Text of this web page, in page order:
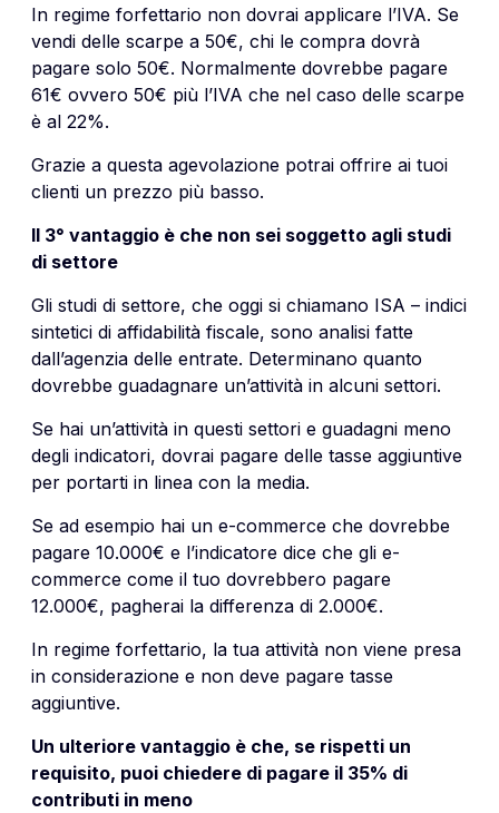
In regime forfettario non dovrai applicare l’IVA. Se
vendi delle scarpe a 50€, chi le compra dovrà
pagare solo 50€. Normalmente dovrebbe pagare
61€ ovvero 50€ più l’IVA che nel caso delle scarpe
è al 22%.
Grazie a questa agevolazione potrai offrire ai tuoi
clienti un prezzo più basso.
Il 3° vantaggio è che non sei soggetto agli studi
di settore
Gli studi di settore, che oggi si chiamano ISA – indici
sintetici di affidabilità fiscale, sono analisi fatte
dall’agenzia delle entrate. Determinano quanto
dovrebbe guadagnare un’attività in alcuni settori.
Se hai un’attività in questi settori e guadagni meno
degli indicatori, dovrai pagare delle tasse aggiuntive
per portarti in linea con la media.
Se ad esempio hai un e-commerce che dovrebbe
pagare 10.000€ e l’indicatore dice che gli e-
commerce come il tuo dovrebbero pagare
12.000€, pagherai la differenza di 2.000€.
In regime forfettario, la tua attività non viene presa
in considerazione e non deve pagare tasse
aggiuntive.
Un ulteriore vantaggio è che, se rispetti un
requisito, puoi chiedere di pagare il 35% di
contributi in meno